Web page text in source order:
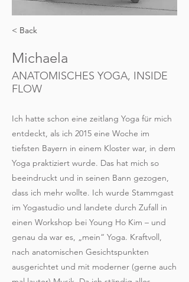
< Back
Michaela
ANATOMISCHES YOGA, INSIDE
FLOW
Ich hatte schon eine zeitlang Yoga für mich
entdeckt, als ich 2015 eine Woche im
tiefsten Bayern in einem Kloster war, in dem
Yoga praktiziert wurde. Das hat mich so
beeindruckt und in seinen Bann gezogen,
dass ich mehr wollte. Ich wurde Stammgast
im Yogastudio und landete durch Zufall in
einen Workshop bei Young Ho Kim – und
genau da war es, „mein“ Yoga. Kraftvoll,
nach anatomischen Gesichtspunkten
ausgerichtet und mit moderner (gerne auch